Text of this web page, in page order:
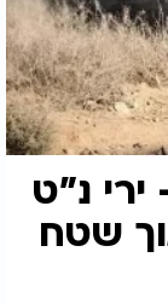
נ"ט
שטח